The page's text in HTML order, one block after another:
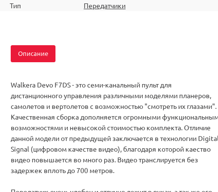
Тип
Передатчики
Описание
Walkera Devo F7DS - это семи-канальный пульт для
дистанционного управления различными моделями планеров,
самолетов и вертолетов с возможностью "смотреть их глазами".
Качественная сборка дополняется огромными
возможностями и невысокой стоимостью комплекта. Отличие
данной модели от предыдущей заключается в технологии
Signal (цифровом качестве видео), благодаря которой каество
видео повышается во много раз. Видео транслируется без
задержек вплоть до 700 метров.